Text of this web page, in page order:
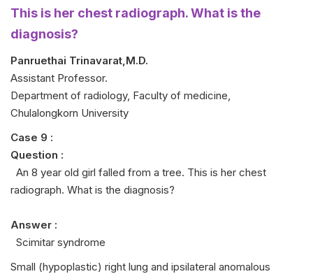
This is her chest radiograph. What is the
diagnosis?
Panruethai Trinavarat,M.D.
Assistant Professor.
Department of radiology, Faculty of medicine,
Chulalongkorn University
Case 9 :
Question :
An 8 year old girl falled from a tree. This is her chest
radiograph. What is the diagnosis?
Answer :
Scimitar syndrome
Small (hypoplastic) right lung and ipsilateral anomalous